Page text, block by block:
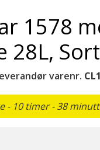
1578
varenr.
- 10 timer - 38